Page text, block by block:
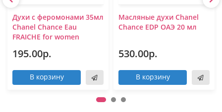
Духи с феромонами 35мл
Chanel Chance Eau
FRAICHE for women
195.00р.
В корзину
Масляные духи Chanel
Chance EDP ОАЭ 20 мл
530.00р.
В корзину